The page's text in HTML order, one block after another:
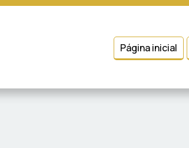
Página inicial